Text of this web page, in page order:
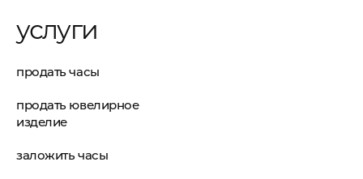
услуги
продать часы
продать ювелирное
изделие
заложить часы